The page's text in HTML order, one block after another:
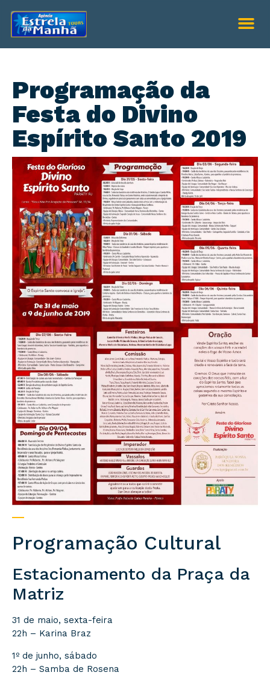
Programação da
Festa do Divino
Espírito Santo 2019
Programação Cultural
Estacionamento da Praça da
Matriz
31 de maio, sexta-feira
22h – Karina Braz
1º de junho, sábado
22h – Samba de Rosena